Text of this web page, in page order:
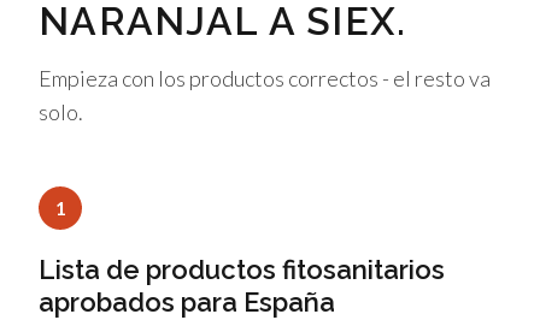
NARANJAL A SIEX.
Empieza con los productos correctos - el resto va
solo.
1
Lista de productos fitosanitarios
aprobados para España